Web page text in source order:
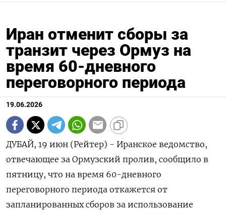
Иран отменит сборы за
транзит через Ормуз на
время 60-дневного
переговорного периода
19.06.2026
ДУБАЙ, 19 июн (Рейтер) - Иранское ведомство,
отвечающее за Ормузский пролив, сообщило в
‌пятницу, что на время 60-дневного
переговорного периода откажется от
запланированных ​сборов ​за использование